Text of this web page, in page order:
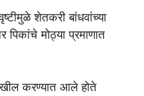
शेतकरी बांधवांच्या
मोठ्या प्रमाणात
करण्यात आले होते